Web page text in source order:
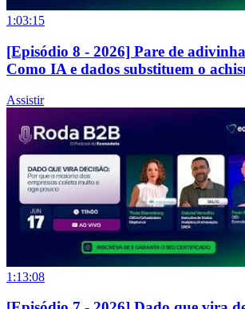
1:03:15
[Episódio 8 - 2026] Pare de
Como IA e dados substituem o
Assistir
1:13:08